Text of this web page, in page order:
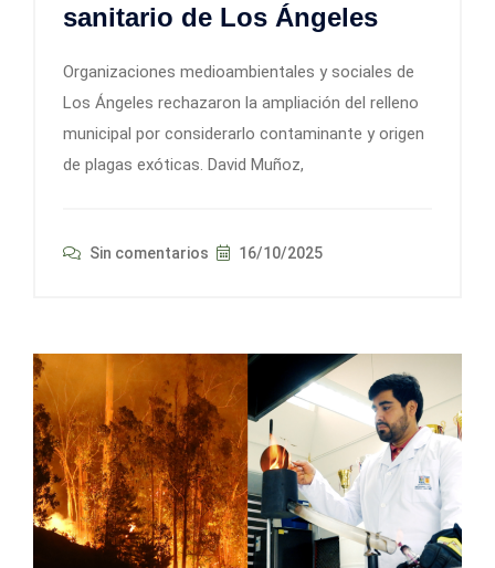
sanitario de Los Ángeles
Organizaciones medioambientales y sociales de
Los Ángeles rechazaron la ampliación del relleno
municipal por considerarlo contaminante y origen
de plagas exóticas. David Muñoz,
Sin comentarios 16/10/2025